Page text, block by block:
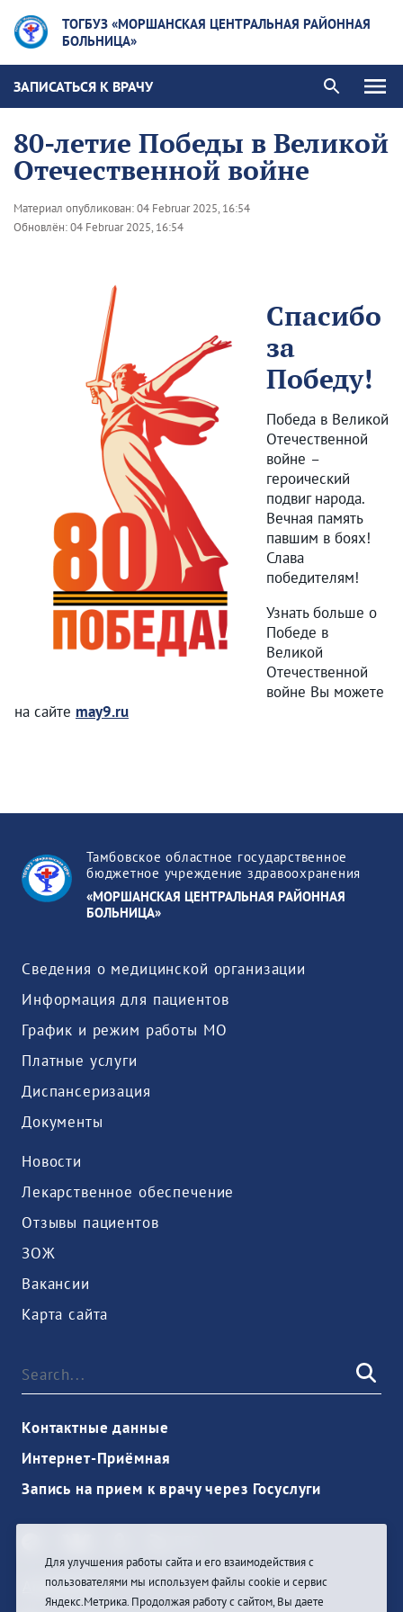
ТОГБУЗ «МОРШАНСКАЯ ЦЕНТРАЛЬНАЯ РАЙОННАЯ
БОЛЬНИЦА»
ЗАПИСАТЬСЯ К ВРАЧУ
80-летие Победы в Великой
Отечественной войне
Материал опубликован:04 Februar 2025, 16:54
Обновлён:04 Februar 2025, 16:54
Спасибо
за
Победу!
Победа в Великой
Отечественной
войне –
героический
подвиг народа.
Вечная память
павшим в боях!
Слава
победителям!
Узнать больше о
Победе в
Великой
Отечественной
войне Вы можете
на сайте may9.ru
Тамбовское областное государственное
бюджетное учреждение здравоохранения
«МОРШАНСКАЯ ЦЕНТРАЛЬНАЯ РАЙОННАЯ
БОЛЬНИЦА»
Сведения о медицинской организации
Информация для пациентов
График и режим работы МО
Платные услуги
Диспансеризация
Документы
Новости
Лекарственное обеспечение
Отзывы пациентов
ЗОЖ
Вакансии
Карта сайта
Контактные данные
Интернет-Приёмная
Запись на прием к врачу через Госуслуги
Anmelden
Для улучшения работы сайта и его взаимодействия с
пользователями мы используем файлы cookie и сервис
Яндекс.Метрика. Продолжая работу с сайтом, Вы даете